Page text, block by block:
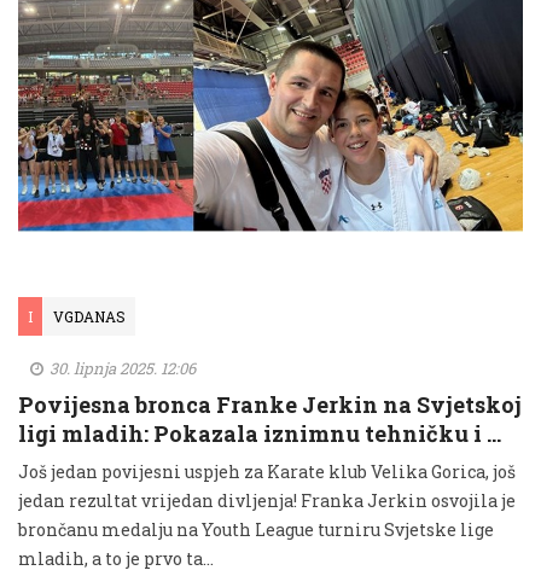
I VGDANAS
30. lipnja 2025. 12:06
Povijesna bronca Franke Jerkin na Svjetskoj
ligi mladih: Pokazala iznimnu tehničku i …
Još jedan povijesni uspjeh za Karate klub Velika Gorica, još
jedan rezultat vrijedan divljenja! Franka Jerkin osvojila je
brončanu medalju na Youth League turniru Svjetske lige
mladih, a to je prvo ta...